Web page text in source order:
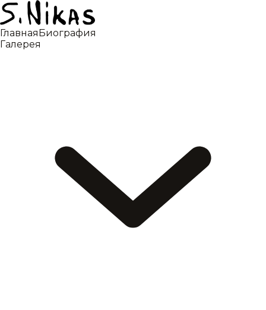
ГлавнаяБиография
Галерея